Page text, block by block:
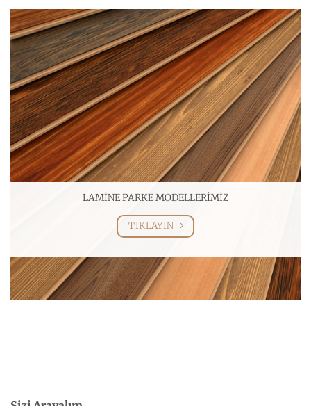
LAMİNE PARKE MODELLERİMİZ
TIKLAYIN
DECKİNG MODELLERİMİZ
TIKLAYIN
MARKÜTERİ MODELLERİMİZ